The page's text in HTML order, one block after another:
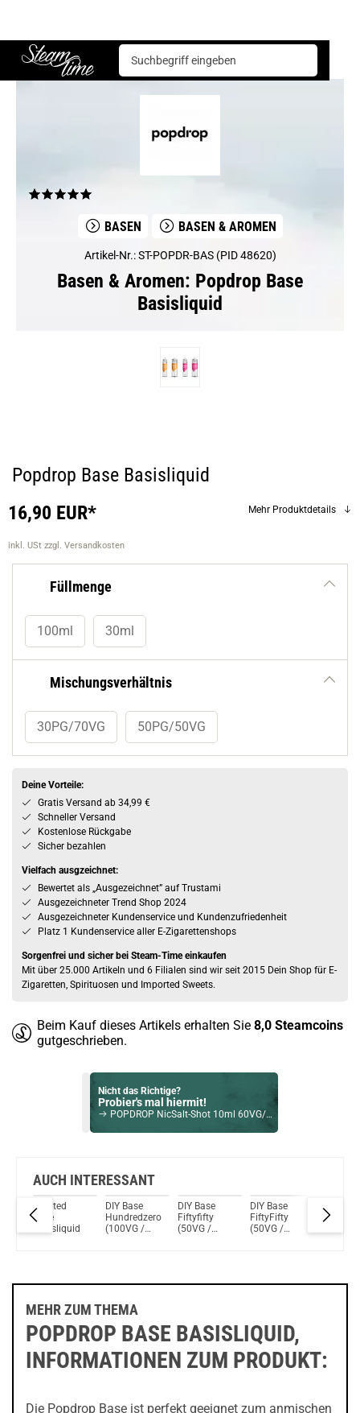
Steam time
Basen & Aromen Basen
BASEN BASEN & AROMEN
Artikel-Nr.: ST-POPDR-BAS (PID 48620)
Basen & Aromen: Popdrop Base
Basisliquid
Popdrop Base Basisliquid
16,90 EUR*
inkl. USt zzgl. Versandkosten
Mehr Produktdetails
Füllmenge
100ml 30ml
Mischungsverhältnis
30PG/70VG 50PG/50VG
Deine Vorteile:
Gratis Versand ab 34,99 €
Schneller Versand
Kostenlose Rückgabe
Sicher bezahlen
Vielfach ausgzeichnet:
Bewertet als „Ausgezeichnet” auf Trustami
Ausgezeichneter Trend Shop 2024
Ausgezeichneter Kundenservice und Kundenzufriedenheit
Platz 1 Kundenservice aller E-Zigarettenshops
Sorgenfrei und sicher bei Steam-Time einkaufen
Mit über 25.000 Artikeln und 6 Filialen sind wir seit 2015 Dein Shop für E-
Zigaretten, Spirituosen und Imported Sweets.
Beim Kauf dieses Artikels erhalten Sie 8,0 Steamcoins
gutgeschrieben.
Nicht das Richtige?
Probier's mal hiermit!
POPDROP NicSalt-Shot 10ml 60VG/40PG
Creme Brulee 10ml Longfill Aroma by Dr.Fog All-Stars
Du willst Kröten sparen?
Schau mal hier!
Vaptio Pado Pod System Kit Grün
AUCH INTERESSANT
Wanted
Base
Basisliquid
DIY Base
Hundredzero
(100VG /
DIY Base
Fiftyfifty
(50VG /
DIY Base
FiftyFifty
(50VG /
Jokers
Cloud
MEHR ZUM THEMA
POPDROP BASE BASISLIQUID,
INFORMATIONEN ZUM PRODUKT:
Die Popdrop Base ist perfekt geeignet zum anmischen